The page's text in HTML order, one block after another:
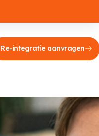
Re-integratie aanvragen